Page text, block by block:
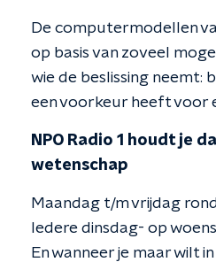
De computermodellen
op basis van zoveel
wie de beslissing neemt:
een voorkeur heeft voor
NPO Radio 1 houdt je
wetenschap
Maandag t/m vrijdag
Iedere dinsdag- op
En wanneer je maar wilt